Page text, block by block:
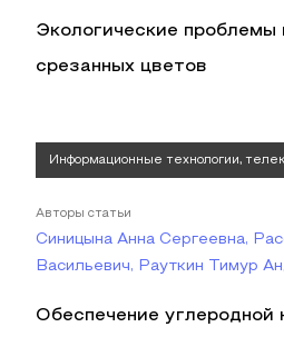
Экологические проблемы
срезанных цветов
Информационные технологии,
Авторы статьи
Синицына Анна Сергеевна,
Васильевич, Рауткин Тимур
Обеспечение углеродной